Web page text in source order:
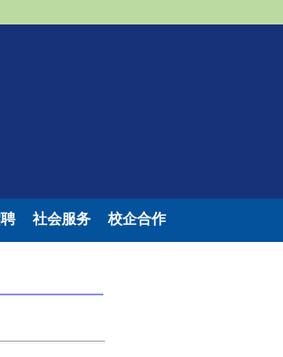
社会服务 校企合作